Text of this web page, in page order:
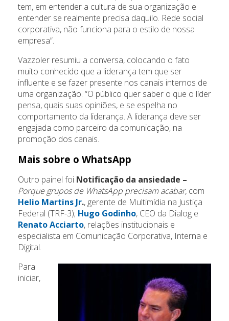
tem, em entender a cultura de sua organização e
entender se realmente precisa daquilo. Rede social
corporativa, não funciona para o estilo de nossa
empresa”.
Vazzoler resumiu a conversa, colocando o fato
muito conhecido que a liderança tem que ser
influente e se fazer presente nos canais internos de
uma organização. “O público quer saber o que o líder
pensa, quais suas opiniões, e se espelha no
comportamento da liderança. A liderança deve ser
engajada como parceiro da comunicação, na
promoção dos canais.
Mais sobre o WhatsApp
Outro painel foi Notificação da ansiedade –
Porque grupos de WhatsApp precisam acabar, com
Helio Martins Jr., gerente de Multimídia na Justiça
Federal (TRF-3); Hugo Godinho, CEO da Dialog e
Renato Acciarto, relações institucionais e
especialista em Comunicação Corporativa, Interna e
Digital.
Para
iniciar,